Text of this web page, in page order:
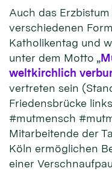
Auch das
verschiedenen
Katholikentag und
unter dem Motto „
weltkirchlich
vertreten sein
Friedensbrücke
#mutmensch
Mitarbeitende der
Köln ermöglichen
einer